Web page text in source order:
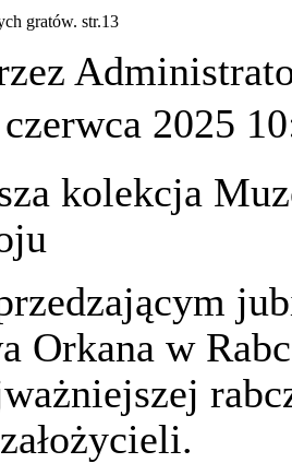
gratów. str.13
2025
kolekcja
Orkana w